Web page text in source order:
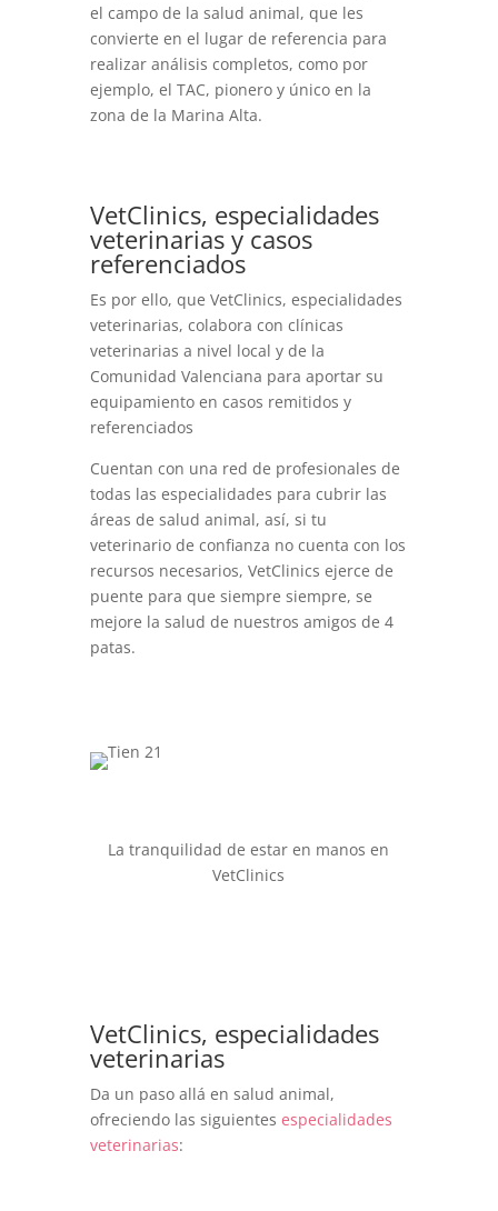
el campo de la salud animal, que les
convierte en el lugar de referencia para
realizar análisis completos, como por
ejemplo, el TAC, pionero y único en la
zona de la Marina Alta.
VetClinics, especialidades
veterinarias y casos
referenciados
Es por ello, que VetClinics, especialidades
veterinarias, colabora con clínicas
veterinarias a nivel local y de la
Comunidad Valenciana para aportar su
equipamiento en casos remitidos y
referenciados
Cuentan con una red de profesionales de
todas las especialidades para cubrir las
áreas de salud animal, así, si tu
veterinario de confianza no cuenta con los
recursos necesarios, VetClinics ejerce de
puente para que siempre siempre, se
mejore la salud de nuestros amigos de 4
patas.
La tranquilidad de estar en manos en
VetClinics
VetClinics, especialidades
veterinarias
Da un paso allá en salud animal,
ofreciendo las siguientes especialidades
veterinarias: